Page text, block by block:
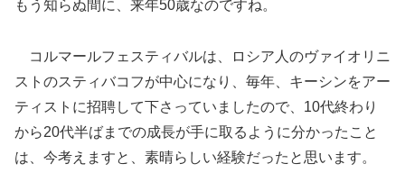
もう知らぬ間に、来年50歳なのですね。
コルマールフェスティバルは、ロシア人のヴァイオリニ
ストのスティバコフが中心になり、毎年、キーシンをアー
ティストに招聘して下さっていましたので、10代終わり
から20代半ばまでの成長が手に取るように分かったこと
は、今考えますと、素晴らしい経験だったと思います。